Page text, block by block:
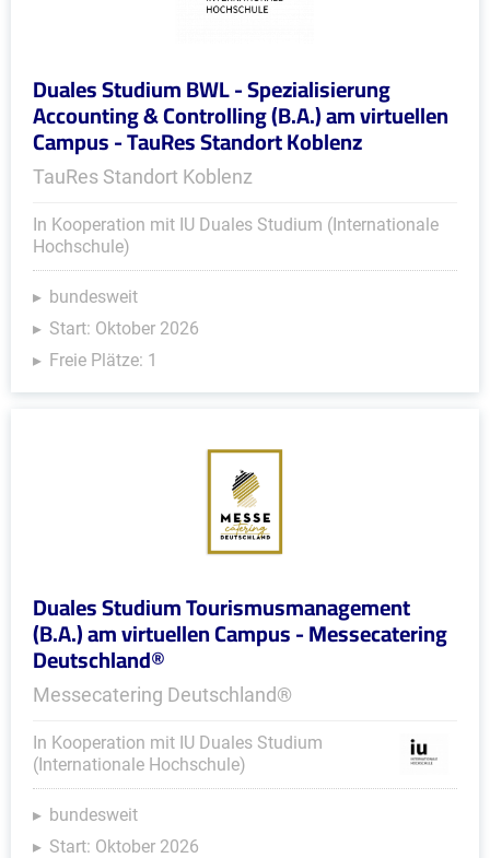
Duales Studium BWL - Spezialisierung
Accounting & Controlling (B.A.) am virtuellen
Campus - TauRes Standort Koblenz
TauRes Standort Koblenz
In Kooperation mit IU Duales Studium (Internationale
Hochschule)
bundesweit
Start: Oktober 2026
Freie Plätze: 1
Duales Studium Tourismusmanagement
(B.A.) am virtuellen Campus - Messecatering
Deutschland®
Messecatering Deutschland®
In Kooperation mit IU Duales Studium
(Internationale Hochschule)
bundesweit
Start: Oktober 2026